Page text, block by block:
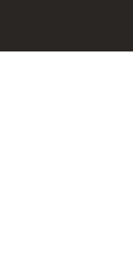
Explications sur l’accessibilité